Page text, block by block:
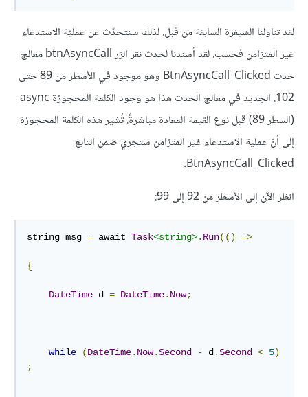
لقد تناولنا الشيفرة السابقة من قبل. لذلك سنتحدّث عن عمليّة الاستدعاء
غير المتزامن فحسب. لقد أسندنا لحدث نقر الزر btnAsyncCall معالج
حدث BtnAsyncCall_Clicked وهو موجود في الأسطر من 89 حتى
102. الجديد في معالج الحدث هذا هو وجود الكلمة المحجوزة async
(السطر 89) قبل نوع القيمة المعادة مباشرةً. تُشير هذه الكلمة المحجوزة
إلى أنّ عملية الاستدعاء غير المتزامن ستجري ضمن التابع
BtnAsyncCall_Clicked.
انظر الآن إلى الأسطر من 92 إلى 99:
string msg = await Task<string>. Run(() =>
{
DateTime d = DateTime. Now;
while (DateTime. Now.Second - d .Second < 5)
;